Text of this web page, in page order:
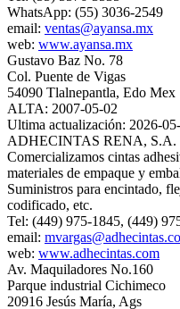
WhatsApp: (55) 3036-2549
email: ventas@ayansa.mx
web: www.ayansa.mx
Gustavo Baz No. 78
Col. Puente de Vigas
54090 Tlalnepantla, Edo Mex
ALTA: 2007-05-02
Ultima actualización: 2026-
ADHECINTAS RENA, S.A.
Comercializamos cintas
materiales de empaque y
Suministros para encintado,
codificado, etc.
Tel: (449) 975-1845, (449)
email:
web: www.adhecintas.com
Av. Maquiladores No.160
Parque industrial Cichimeco
20916 Jesús María, Ags